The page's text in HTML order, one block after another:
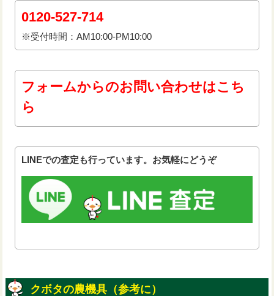
0120-527-714
※受付時間：AM10:00-PM10:00
フォームからのお問い合わせはこち
ら
LINEでの査定も行っています。お気軽にどうぞ
クボタの農機具（参考に）